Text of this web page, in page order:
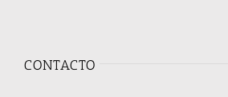
CONTACTO